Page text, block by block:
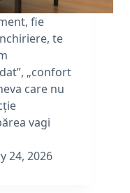
fie
te
„confort
care nu
vagi
24, 2026